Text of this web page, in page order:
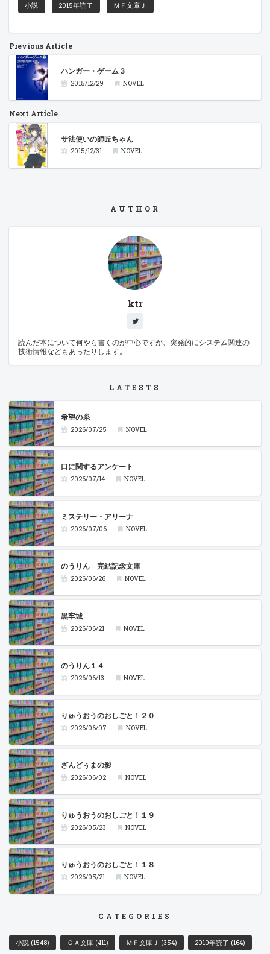
小説 2015年読了 ＭＦ文庫Ｊ
Previous Article
ハンガー・ゲーム３
2015/12/29 NOVEL
Next Article
サ法使いの師匠ちゃん
2015/12/31 NOVEL
AUTHOR
ktr
読んだ本について何やら書くのが中心ですが、突発的にシステム関連の
技術情報などもあったりします。
LATESTS
希望の糸
2026/07/25 NOVEL
口に関するアンケート
2026/07/14 NOVEL
ミステリー・アリーナ
2026/07/06 NOVEL
のうりん 完結記念文庫
2026/06/26 NOVEL
黒牢城
2026/06/21 NOVEL
のうりん１４
2026/06/13 NOVEL
りゅうおうのおしごと！２０
2026/06/07 NOVEL
ざんどぅまの影
2026/06/02 NOVEL
りゅうおうのおしごと！１９
2026/05/23 NOVEL
りゅうおうのおしごと！１８
2026/05/21 NOVEL
CATEGORIES
小説 (1548) ＧＡ文庫 (411) ＭＦ文庫Ｊ (354) 2010年読了 (164)